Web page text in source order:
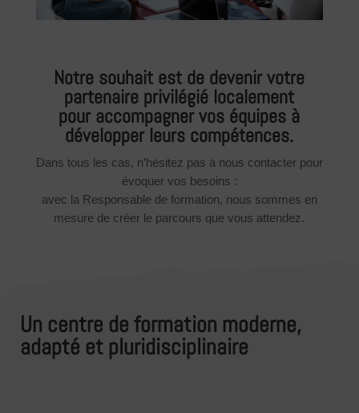
Notre souhait est de devenir votre
partenaire privilégié localement
pour accompagner vos équipes à
développer leurs compétences.
Dans tous les cas, n’hésitez pas à nous contacter pour
évoquer vos besoins :
avec la Responsable de formation, nous sommes en
mesure de créer le parcours que vous attendez.
Un centre de formation moderne,
adapté et pluridisciplinaire